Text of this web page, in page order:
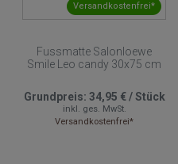
Versandkostenfrei*
Fussmatte Salonloewe
Smile Leo candy 30x75 cm
Grundpreis: 34,95 €/Stück
inkl. ges. MwSt.
Versandkostenfrei*